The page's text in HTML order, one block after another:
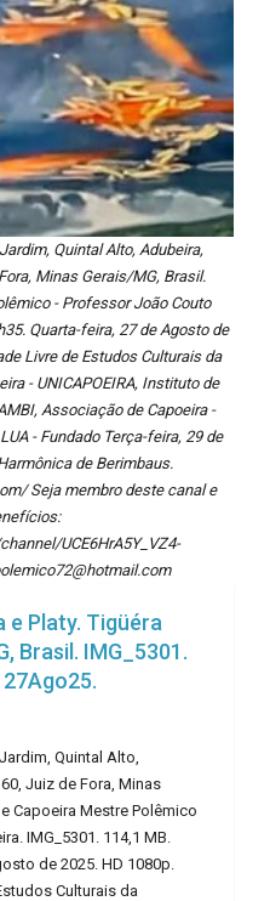
Quintal Alto, Adubeira,
Minas Gerais/MG, Brasil.
- Professor João Couto
Quarta-feira, 27 de Agosto de
Livre de Estudos Culturais da
- UNICAPOEIRA, Instituto de
Associação de Capoeira -
- Fundado Terça-feira, 29 de
de Berimbaus.
Seja membro deste canal e
UCE6HrA5Y_VZ4-
e Platy. Tigüéra
Brasil. IMG_5301.
27Ago25.
Quintal Alto,
Juiz de Fora, Minas
Capoeira Mestre Polêmico
IMG_5301. 114,1 MB.
de 2025. HD 1080p.
Culturais da